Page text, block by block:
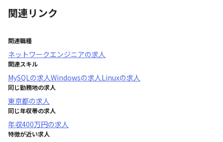
関連リンク
関連職種
ネットワークエンジニアの求人
関連スキル
MySQLの求人Windowsの求人Linuxの求人
同じ勤務地の求人
東京都の求人
同じ年収帯の求人
年収400万円の求人
特徴が近い求人